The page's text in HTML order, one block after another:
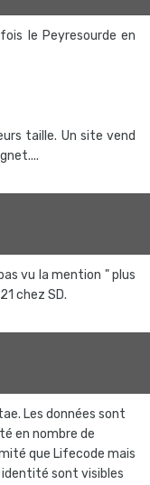
le Peyresourde en
taille. Un site vend
vu la mention " plus
chez SD.
Les données sont
en nombre de
que Lifecode mais
identité sont visibles